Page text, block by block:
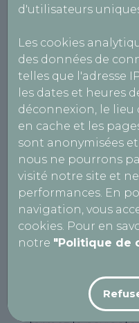
d'utilisateurs
Les cookies
des données de
telles que l'adresse
les dates et heures
déconnexion, le lieu
en cache et les
sont anonymisées
nous ne pourrons
visité notre site et
performances. En
navigation, vous
cookies. Pour en
notre "Politique de
? Lors de la
ainsi enregistrées
installés sur
votre
consultation du
paramétrages
être modifiés
conditions
un petit fichier
ordinateur,
de votre
(cookies de
sont enregistrés
terminal lorsque
reconnaître lors
cookies de
visite